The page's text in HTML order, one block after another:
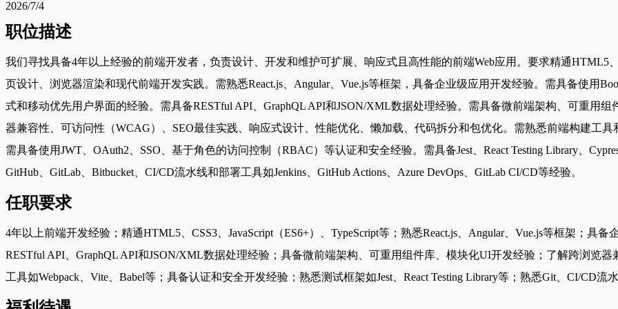
2026/7/4
职位描述
我们寻找具备4年以上经验的前端开发者，负责设计、开发和维护可扩展、响应式且高性能的前端Web应用。要求精通HTML5
页设计、浏览器渲染和现代前端开发实践。需熟悉React.js、Angular、Vue.js等框架，具备企业级应用开发经验。需具备使用
式和移动优先用户界面的经验。需具备RESTful API、GraphQL API和JSON/XML数据处理经验。需具备微前端架构、可重用
器兼容性、可访问性（WCAG）、SEO最佳实践、响应式设计、性能优化、懒加载、代码拆分和包优化。需熟悉前端构建工具
需具备使用JWT、OAuth2、SSO、基于角色的访问控制（RBAC）等认证和安全经验。需具备Jest、React Testing Library、
GitHub、GitLab、Bitbucket、CI/CD流水线和部署工具如Jenkins、GitHub Actions、Azure DevOps、GitLab CI/CD等经验。
任职要求
4年以上前端开发经验；精通HTML5、CSS3、JavaScript（ES6+）、TypeScript等；熟悉React.js、Angular、Vue.js等框架；具
RESTful API、GraphQL API和JSON/XML数据处理经验；具备微前端架构、可重用组件库、模块化UI开发经验；了解跨浏览
工具如Webpack、Vite、Babel等；具备认证和安全开发经验；熟悉测试框架如Jest、React Testing Library等；熟悉Git、CI/CD流